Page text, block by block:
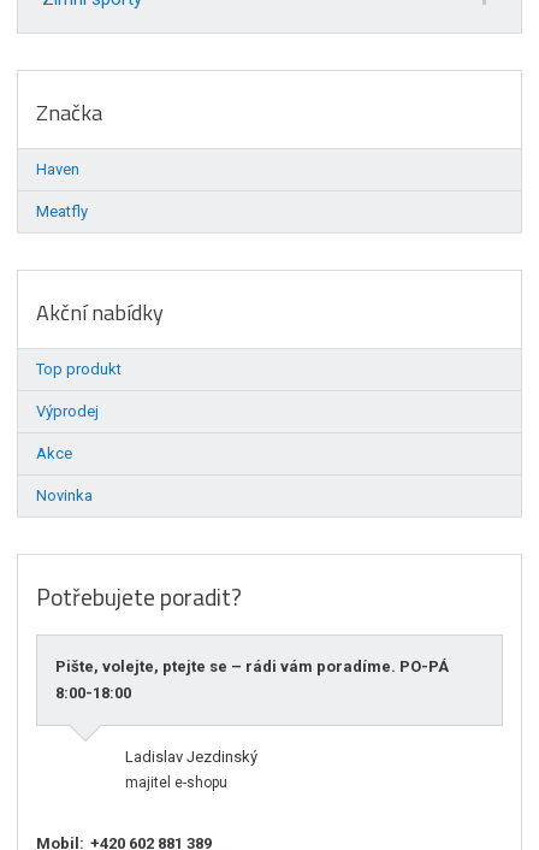
Značka
Haven
Meatfly
Akční nabídky
Top produkt
Výprodej
Akce
Novinka
Potřebujete poradit?
Pište, volejte, ptejte se – rádi vám poradíme. PO-PÁ
8:00-18:00
Ladislav Jezdinský
majitel e-shopu
Mobil: +420 602 881 389